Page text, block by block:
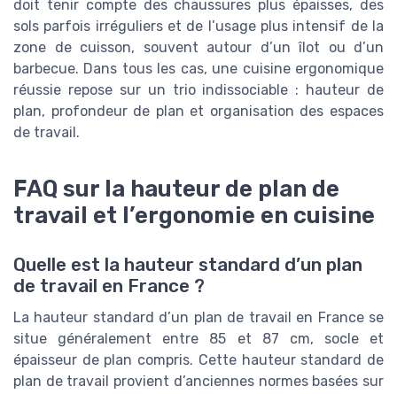
doit tenir compte des chaussures plus épaisses, des
sols parfois irréguliers et de l’usage plus intensif de la
zone de cuisson, souvent autour d’un îlot ou d’un
barbecue. Dans tous les cas, une cuisine ergonomique
réussie repose sur un trio indissociable : hauteur de
plan, profondeur de plan et organisation des espaces
de travail.
FAQ sur la hauteur de plan de
travail et l’ergonomie en cuisine
Quelle est la hauteur standard d’un plan
de travail en France ?
La hauteur standard d’un plan de travail en France se
situe généralement entre 85 et 87 cm, socle et
épaisseur de plan compris. Cette hauteur standard de
plan de travail provient d’anciennes normes basées sur